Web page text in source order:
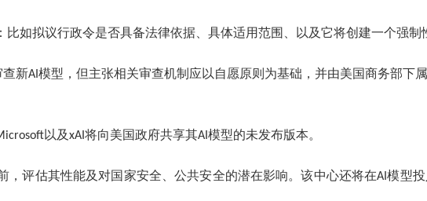
如拟议行政令是否具备法律依据、具体适用范围、以及它将创建一个强制
新AI模型，但主张相关审查机制应以自愿原则为基础，并由美国商务部下
以及xAI将向美国政府共享其AI模型的未发布版本。
，评估其性能及对国家安全、公共安全的潜在影响。该中心还将在AI模型